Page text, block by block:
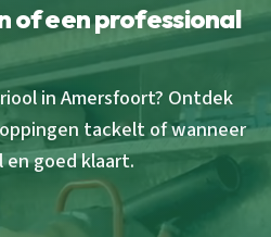
of een professional
in Amersfoort? Ontdek
tackelt of wanneer
en goed klaart.